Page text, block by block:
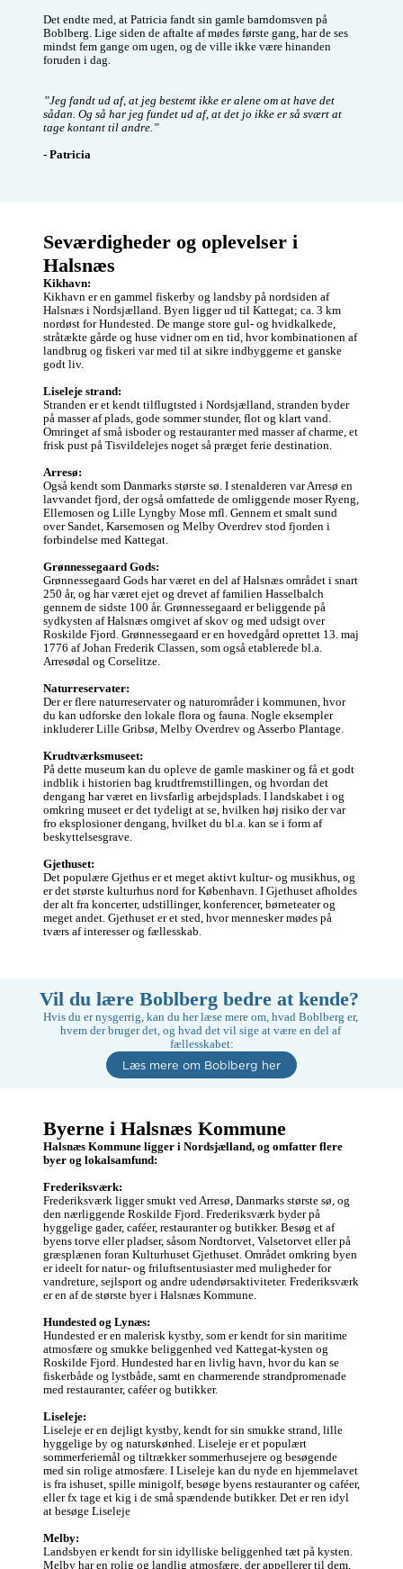
Det endte med, at Patricia fandt sin gamle barndomsven på
Boblberg. Lige siden de aftalte af mødes første gang, har de ses
mindst fem gange om ugen, og de ville ikke være hinanden
foruden i dag.
”Jeg fandt ud af, at jeg bestemt ikke er alene om at have det
sådan. Og så har jeg fundet ud af, at det jo ikke er så svært at
tage kontant til andre.”
- Patricia
Seværdigheder og oplevelser i
Halsnæs
Kikhavn:
Kikhavn er en gammel fiskerby og landsby på nordsiden af
Halsnæs i Nordsjælland. Byen ligger ud til Kattegat; ca. 3 km
nordøst for Hundested. De mange store gul- og hvidkalkede,
stråtækte gårde og huse vidner om en tid, hvor kombinationen af
landbrug og fiskeri var med til at sikre indbyggerne et ganske
godt liv.
Liseleje strand:
Stranden er et kendt tilflugtsted i Nordsjælland, stranden byder
på masser af plads, gode sommer stunder, flot og klart vand.
Omringet af små isboder og restauranter med masser af charme, et
frisk pust på Tisvildelejes noget så præget ferie destination.
Arresø:
Også kendt som Danmarks største sø. I stenalderen var Arresø en
lavvandet fjord, der også omfattede de omliggende moser Ryeng,
Ellemosen og Lille Lyngby Mose mfl. Gennem et smalt sund
over Sandet, Karsemosen og Melby Overdrev stod fjorden i
forbindelse med Kattegat.
Grønnessegaard Gods:
Grønnessegaard Gods har været en del af Halsnæs området i snart
250 år, og har været ejet og drevet af familien Hasselbalch
gennem de sidste 100 år. Grønnessegaard er beliggende på
sydkysten af Halsnæs omgivet af skov og med udsigt over
Roskilde Fjord. Grønnessegaard er en hovedgård oprettet 13. maj
1776 af Johan Frederik Classen, som også etablerede bl.a.
Arresødal og Corselitze.
Naturreservater:
Der er flere naturreservater og naturområder i kommunen, hvor
du kan udforske den lokale flora og fauna. Nogle eksempler
inkluderer Lille Gribsø, Melby Overdrev og Asserbo Plantage.
Krudtværksmuseet:
På dette museum kan du opleve de gamle maskiner og få et godt
indblik i historien bag krudtfremstillingen, og hvordan det
dengang har været en livsfarlig arbejdsplads. I landskabet i og
omkring museet er det tydeligt at se, hvilken høj risiko der var
fro eksplosioner dengang, hvilket du bl.a. kan se i form af
beskyttelsesgrave.
Gjethuset:
Det populære Gjethus er et meget aktivt kultur- og musikhus, og
er det største kulturhus nord for København. I Gjethuset afholdes
der alt fra koncerter, udstillinger, konferencer, børneteater og
meget andet. Gjethuset er et sted, hvor mennesker mødes på
tværs af interesser og fællesskab.
Vil du lære Boblberg bedre at kende?
Hvis du er nysgerrig, kan du her læse mere om, hvad Boblberg er,
hvem der bruger det, og hvad det vil sige at være en del af
fællesskabet:
Læs mere om Boblberg her
Byerne i Halsnæs Kommune
Halsnæs Kommune ligger i Nordsjælland, og omfatter flere
byer og lokalsamfund:
Frederiksværk:
Frederiksværk ligger smukt ved Arresø, Danmarks største sø, og
den nærliggende Roskilde Fjord. Frederiksværk byder på
hyggelige gader, caféer, restauranter og butikker. Besøg et af
byens torve eller pladser, såsom Nordtorvet, Valsetorvet eller på
græsplænen foran Kulturhuset Gjethuset. Området omkring byen
er ideelt for natur- og friluftsentusiaster med muligheder for
vandreture, sejlsport og andre udendørsaktiviteter. Frederiksværk
er en af de største byer i Halsnæs Kommune.
Hundested og Lynæs:
Hundested er en malerisk kystby, som er kendt for sin maritime
atmosfære og smukke beliggenhed ved Kattegat-kysten og
Roskilde Fjord. Hundested har en livlig havn, hvor du kan se
fiskerbåde og lystbåde, samt en charmerende strandpromenade
med restauranter, caféer og butikker.
Liseleje:
Liseleje er en dejligt kystby, kendt for sin smukke strand, lille
hyggelige by og naturskønhed. Liseleje er et populært
sommerferiemål og tiltrækker sommerhusejere og besøgende
med sin rolige atmosfære. I Liseleje kan du nyde en hjemmelavet
is fra ishuset, spille minigolf, besøge byens restauranter og caféer,
eller fx tage et kig i de små spændende butikker. Det er ren idyl
at besøge Liseleje
Melby:
Landsbyen er kendt for sin idylliske beliggenhed tæt på kysten.
Melby har en rolig og landlig atmosfære, der appellerer til dem,